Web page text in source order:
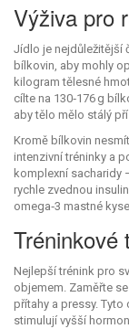
Výživa pro
Jídlo je nejdůležitější
bílkovin, aby mohly
kilogram tělesné
cílte na 130‑176 g
aby tělo mělo stálý
Kromě bílkovin
intenzivní tréninky a
komplexní sacharidy
rychle zvednou
omega‑3 mastné
Tréninkové
Nejlepší trénink pro
objemem. Zaměřte
přítahy a pressy.
stimulují vyšší